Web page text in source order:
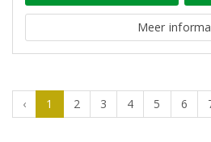
Meer
‹ 1 2 3 4 5 6